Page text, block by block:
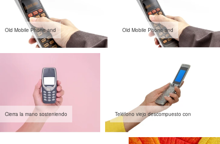
Old Mobile Phone and Old Mobile Phone and
Cierra la mano sosteniendo Teléfono viejo descompuesto con